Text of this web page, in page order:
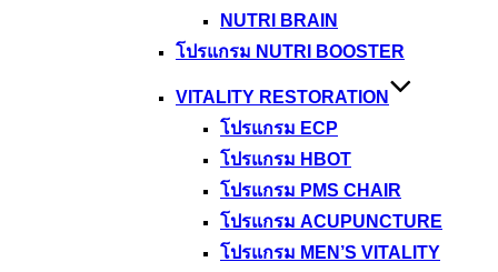
NUTRI BRAIN
โปรแกรม NUTRI BOOSTER
VITALITY RESTORATION
โปรแกรม ECP
โปรแกรม HBOT
โปรแกรม PMS CHAIR
โปรแกรม ACUPUNCTURE
โปรแกรม MEN’S VITALITY